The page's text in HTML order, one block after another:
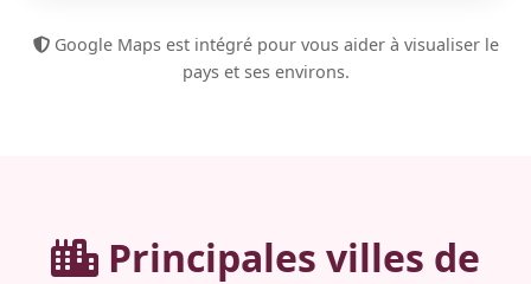
Google Maps est intégré pour vous aider à visualiser le
pays et ses environs.
Principales villes de